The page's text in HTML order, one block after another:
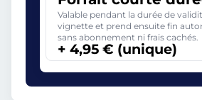
Valable pendant la durée de
vignette et prend ensuite fin
sans abonnement ni frais cachés.
+ 4,95 € (unique)